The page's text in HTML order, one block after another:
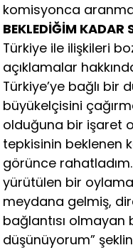
komisyonca
BEKLEDİĞİM KADAR
Türkiye ile ilişkileri
açıklamalar
Türkiye’ye bağlı bir
büyükelçisini
olduğuna bir işaret
tepkisinin beklenen
görünce
yürütülen bir
meydana gelmiş,
bağlantısı
düşünüyorum”